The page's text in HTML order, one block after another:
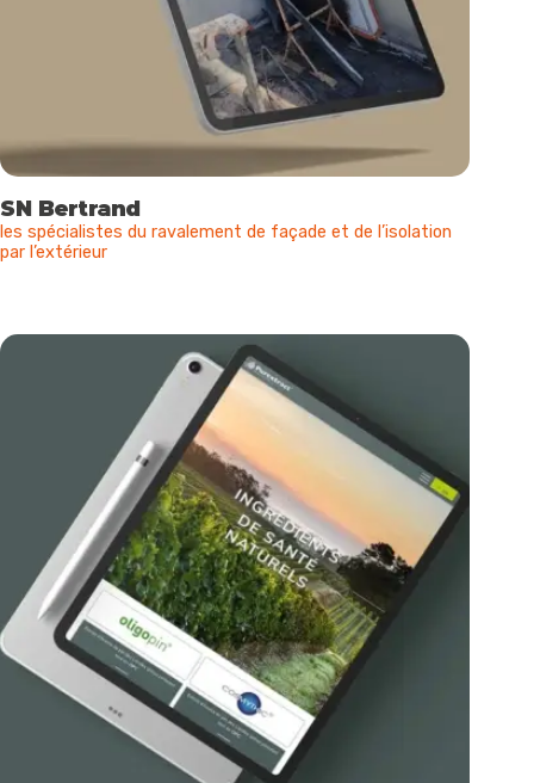
SN Bertrand
les spécialistes du ravalement de façade et de l’isolation
par l’extérieur